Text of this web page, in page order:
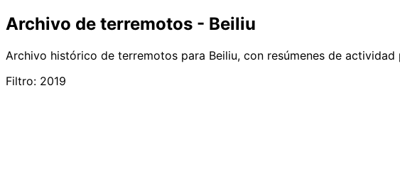
Archivo de terremotos - Beiliu
Archivo histórico de terremotos para Beiliu, con resúmenes de actividad
Filtro: 2019